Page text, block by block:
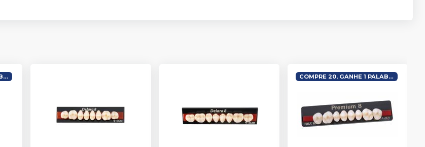
COMPRE 20, GANHE 1 PALABOND COMPRE 20, GANHE 1 PALABOND